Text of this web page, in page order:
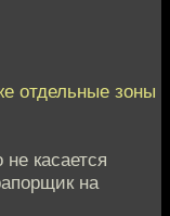
отдельные зоны
касается
на